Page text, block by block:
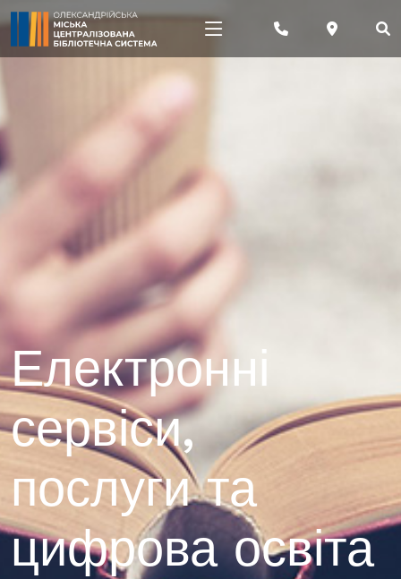
Електронні
сервіси,
послуги та
цифрова освіта